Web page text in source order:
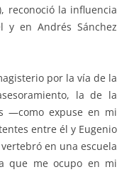
reconoció la influencia
y en Andrés Sánchez
por la vía de la
la de la
—como expuse en mi
entre él y Eugenio
en una escuela
que me ocupo en mi